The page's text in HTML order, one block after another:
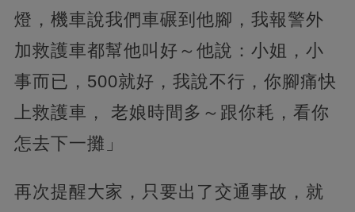
燈，機車說我們車碾到他腳，我報警外
加救護車都幫他叫好～他說：小姐，小
事而已，500就好，我說不行，你腳痛快
上救護車， 老娘時間多～跟你耗， 看你
怎去下一攤」
再次提醒大家，只要出了交通事故，就